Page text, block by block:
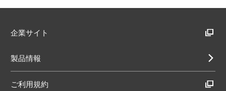
企業サイト
製品情報
ご利用規約